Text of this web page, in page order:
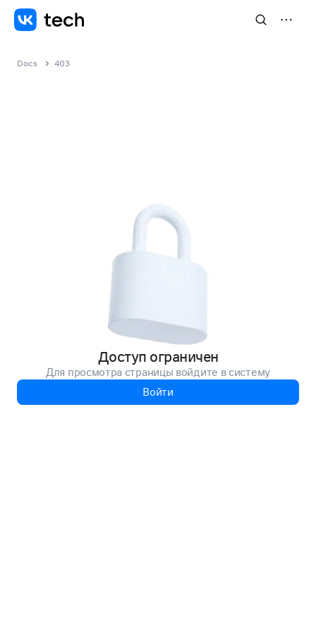
Docs 403
Доступ ограничен
Для просмотра страницы войдите в систему
Войти